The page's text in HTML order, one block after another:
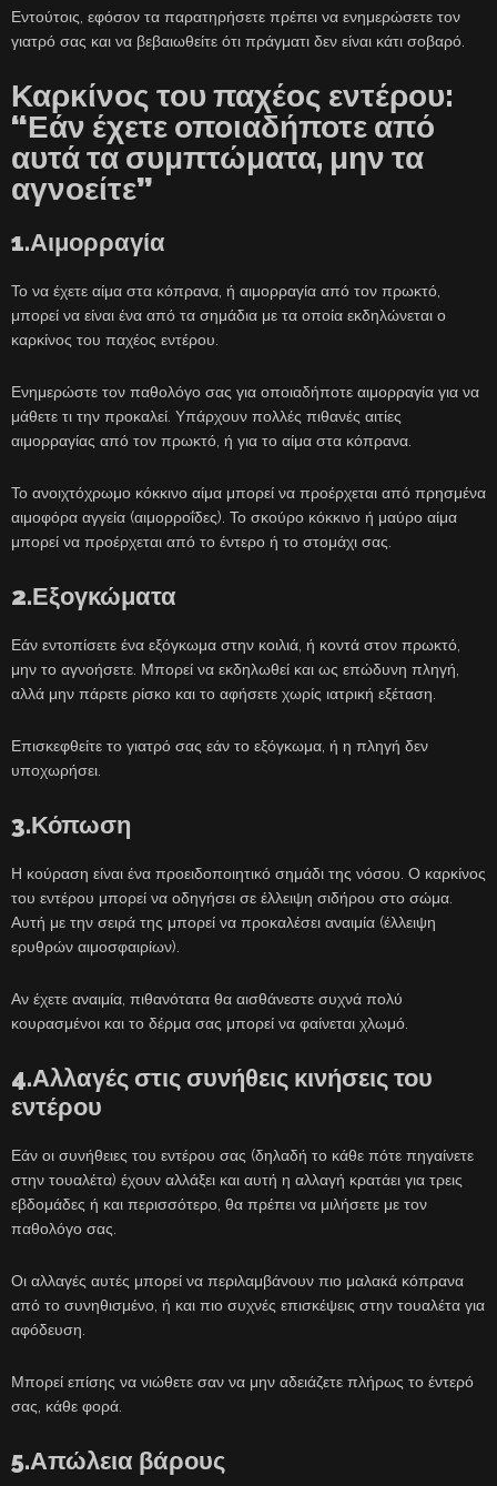
Εντούτοις, εφόσον τα παρατηρήσετε πρέπει να ενημερώσετε τον
γιατρό σας και να βεβαιωθείτε ότι πράγματι δεν είναι κάτι σοβαρό.
Καρκίνος του παχέος εντέρου:
“Εάν έχετε οποιαδήποτε από
αυτά τα συμπτώματα, μην τα
αγνοείτε”
1.Αιμορραγία
Το να έχετε αίμα στα κόπρανα, ή αιμορραγία από τον πρωκτό,
μπορεί να είναι ένα από τα σημάδια με τα οποία εκδηλώνεται ο
καρκίνος του παχέος εντέρου.
Ενημερώστε τον παθολόγο σας για οποιαδήποτε αιμορραγία για να
μάθετε τι την προκαλεί. Υπάρχουν πολλές πιθανές αιτίες
αιμορραγίας από τον πρωκτό, ή για το αίμα στα κόπρανα.
Το ανοιχτόχρωμο κόκκινο αίμα μπορεί να προέρχεται από πρησμένα
αιμοφόρα αγγεία (αιμορροΐδες). Το σκούρο κόκκινο ή μαύρο αίμα
μπορεί να προέρχεται από το έντερο ή το στομάχι σας.
2.Εξογκώματα
Εάν εντοπίσετε ένα εξόγκωμα στην κοιλιά, ή κοντά στον πρωκτό,
μην το αγνοήσετε. Μπορεί να εκδηλωθεί και ως επώδυνη πληγή,
αλλά μην πάρετε ρίσκο και το αφήσετε χωρίς ιατρική εξέταση.
Επισκεφθείτε το γιατρό σας εάν το εξόγκωμα, ή η πληγή δεν
υποχωρήσει.
3.Κόπωση
Η κούραση είναι ένα προειδοποιητικό σημάδι της νόσου. Ο καρκίνος
του εντέρου μπορεί να οδηγήσει σε έλλειψη σιδήρου στο σώμα.
Αυτή με την σειρά της μπορεί να προκαλέσει αναιμία (έλλειψη
ερυθρών αιμοσφαιρίων).
Αν έχετε αναιμία, πιθανότατα θα αισθάνεστε συχνά πολύ
κουρασμένοι και το δέρμα σας μπορεί να φαίνεται χλωμό.
4.Αλλαγές στις συνήθεις κινήσεις του
εντέρου
Εάν οι συνήθειες του εντέρου σας (δηλαδή το κάθε πότε πηγαίνετε
στην τουαλέτα) έχουν αλλάξει και αυτή η αλλαγή κρατάει για τρεις
εβδομάδες ή και περισσότερο, θα πρέπει να μιλήσετε με τον
παθολόγο σας.
Οι αλλαγές αυτές μπορεί να περιλαμβάνουν πιο μαλακά κόπρανα
από το συνηθισμένο, ή και πιο συχνές επισκέψεις στην τουαλέτα για
αφόδευση.
Μπορεί επίσης να νιώθετε σαν να μην αδειάζετε πλήρως το έντερό
σας, κάθε φορά.
5.Απώλεια βάρους